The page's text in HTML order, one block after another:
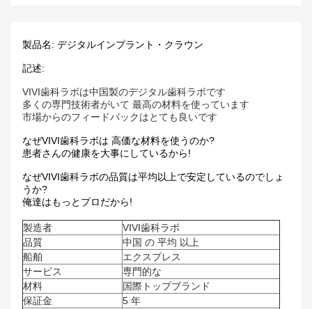
製品名: デジタルインプラント・クラウン
記述:
VIVI歯科ラボは中国製のデジタル歯科ラボです
多くの専門技術者がいて 最高の材料を使っています
市場からのフィードバックはとても良いです
なぜVIVI歯科ラボは 高価な材料を使うのか?
患者さんの健康を大事にしているから!
なぜVIVI歯科ラボの品質は平均以上で安定しているのでしょ
うか?
俺達はもっとプロだから!
製造者
VIVI歯科ラボ
品質
中国 の 平均 以上
船舶
エクスプレス
サービス
専門的な
材料
国際トップブランド
保証金
5 年